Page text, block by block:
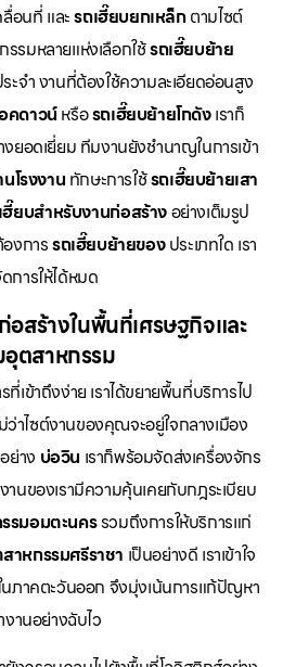
อนที่ และรถเฮี๊ยบยกเหล็กตามไซต์
รรมหลายแห่งเลือกใช้รถเฮี๊ยบย้าย
ะจำ งานที่ต้องใช้ความละเอียดอ่อนสูง
คดาวน์หรือรถเฮี๊ยบย้ายโกดังเราก็
ยอดเยี่ยม ทีมงานยังชำนาญในการเข้า
โรงงาน ทักษะการใช้รถเฮี๊ยบย้ายเสา
ฮี๊ยบสำหรับงานก่อสร้างอย่างเต็มรูป
องการรถเฮี๊ยบย้ายของประเภทใด เรา
การให้ได้หมด
อสร้างในพื้นที่เศรษฐกิจและ
ตสาหกรรม
เข้าถึงง่าย เราได้ขยายพื้นที่บริการไป
าไซต์งานของคุณจะอยู่ใจกลางเมือง
ย่าง บ่อวิน เราก็พร้อมจัดส่งเครื่องจักร
นของเรามีความคุ้นเคยกับกฎระเบียบ
รมอมตะนครรวมถึงการให้บริการแก่
าหกรรมศรีราชา เป็นอย่างดี เราเข้าใจ
นภาคตะวันออก จึงมุ่งเน้นการแก้ปัญหา
งานอย่างฉับไว